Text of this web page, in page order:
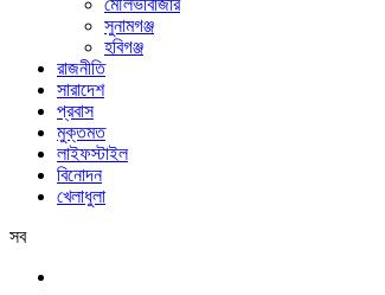
মৌলভীবাজার
সুনামগঞ্জ
হবিগঞ্জ
রাজনীতি
সারাদেশ
প্রবাস
মুক্তমত
লাইফস্টাইল
বিনোদন
খেলাধুলা
সব